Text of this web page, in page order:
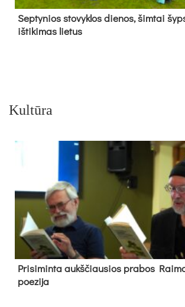
Sep­ty­nios sto­vyk­los die­nos, šim­tai
iš­ti­ki­mas lie­tus
Kultūra
Pri­si­min­ta aukš­čiau­sios pra­bos
poe­zi­ja